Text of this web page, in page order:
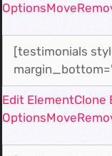
OptionsMove
Edit ElementClone
OptionsMove